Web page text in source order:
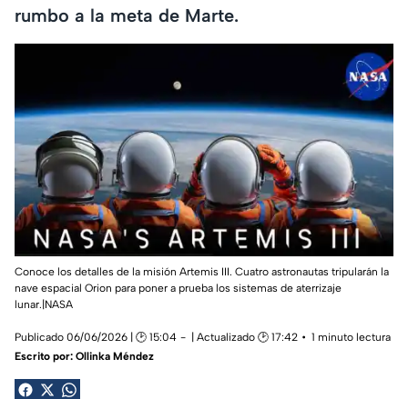
rumbo a la meta de Marte.
Conoce los detalles de la misión Artemis III. Cuatro astronautas tripularán la
nave espacial Orion para poner a prueba los sistemas de aterrizaje
lunar.|NASA
Publicado 06/06/2026 | 🕑 15:04 | Actualizado 🕑 17:42
1 minuto lectura
Escrito por: Ollinka Méndez